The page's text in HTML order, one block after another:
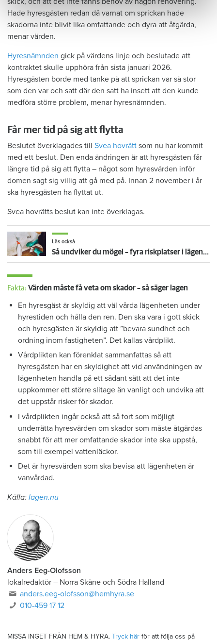
Hade hyresgästen redan då varnat om sprickan hade
skadorna inte blivit lika omfattande och dyra att åtgärda,
menar värden.
Hyresnämnden gick på värdens linje och beslutade att
kontraktet skulle upphöra från sista januari 2026.
Hyresgästen borde med tanke på att sprickan var så stor
som den var och satt där den satt ha insett att den kunde
medföra större problem, menar hyresnämnden.
Får mer tid på sig att flytta
Beslutet överklagades till Svea hovrätt som nu har kommit
med ett beslut. Den enda ändringen är att hyresgästen får
längre tid på sig att flytta – något som hyresvärden inför
domen sagt sig villig att gå med på. Innan 2 november i år
ska hyresgästen ha flyttat ut.
Svea hovrätts beslut kan inte överklagas.
Läs också
Så undviker du mögel – fyra riskplatser i lägenheten: ”Måste städa bort”
Fakta: Värden måste få veta om skador – så säger lagen
En hyresgäst är skyldig att väl vårda lägenheten under
hyrestiden och hålla den ren. Den ska vara i gott skick
och hyresgästen är skyldig att ”bevara sundhet och
ordning inom fastigheten”. Det kallas vårdplikt.
Vårdplikten kan förenklat sammanfattas så att
hyresgästen har en skyldighet att vid användningen av
lägenheten handla på ett sådant sätt att det inte
uppkommer ett större slitage än vanligt och undvika att
det uppstår risker för skador.
I vårdplikten ingår också att så fort som möjligt
underrätta hyresvärden om skador som måste åtgärdas
snabbt för att mer omfattande skador inte ska uppstå,
som till exempel vattenläckor.
Det är hyresvärden som ska bevisa att lägenheten är
vanvårdad.
Källa: lagen.nu
Anders Eeg-Olofsson
lokalredaktör – Norra Skåne och Södra Halland
anders.eeg-olofsson@hemhyra.se
010-459 17 12
MISSA INGET FRÅN HEM & HYRA. Tryck här för att följa oss på